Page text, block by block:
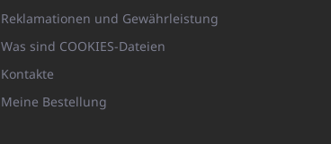
Reklamationen und Gewährleistung
Was sind COOKIES-Dateien
Kontakte
Meine Bestellung